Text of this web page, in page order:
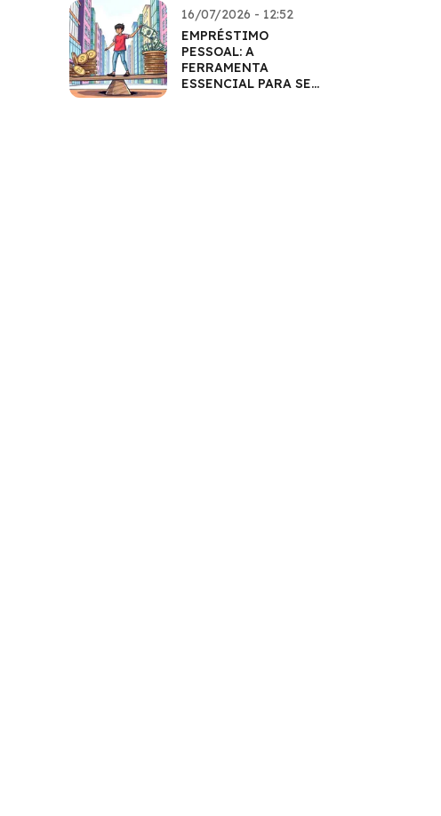
16/07/2026 - 12:52
EMPRÉSTIMO
PESSOAL: A
FERRAMENTA
ESSENCIAL PARA SEU